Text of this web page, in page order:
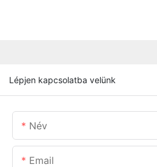
Lépjen kapcsolatba velünk
Név
Email